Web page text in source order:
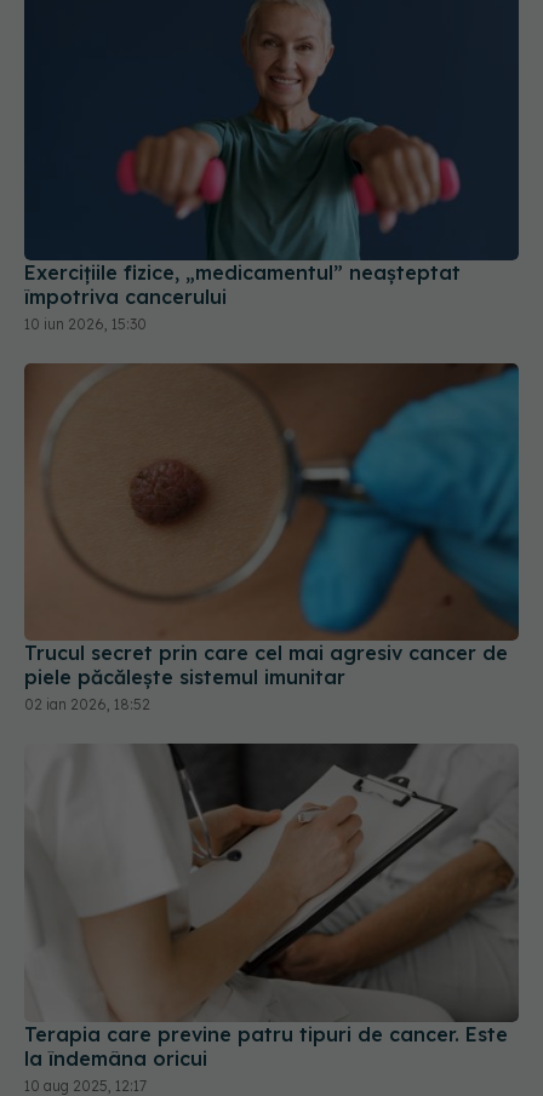
Exercițiile fizice, „medicamentul” neașteptat
împotriva cancerului
10 iun 2026, 15:30
Trucul secret prin care cel mai agresiv cancer de
piele păcălește sistemul imunitar
02 ian 2026, 18:52
Terapia care previne patru tipuri de cancer. Este
la îndemâna oricui
10 aug 2025, 12:17